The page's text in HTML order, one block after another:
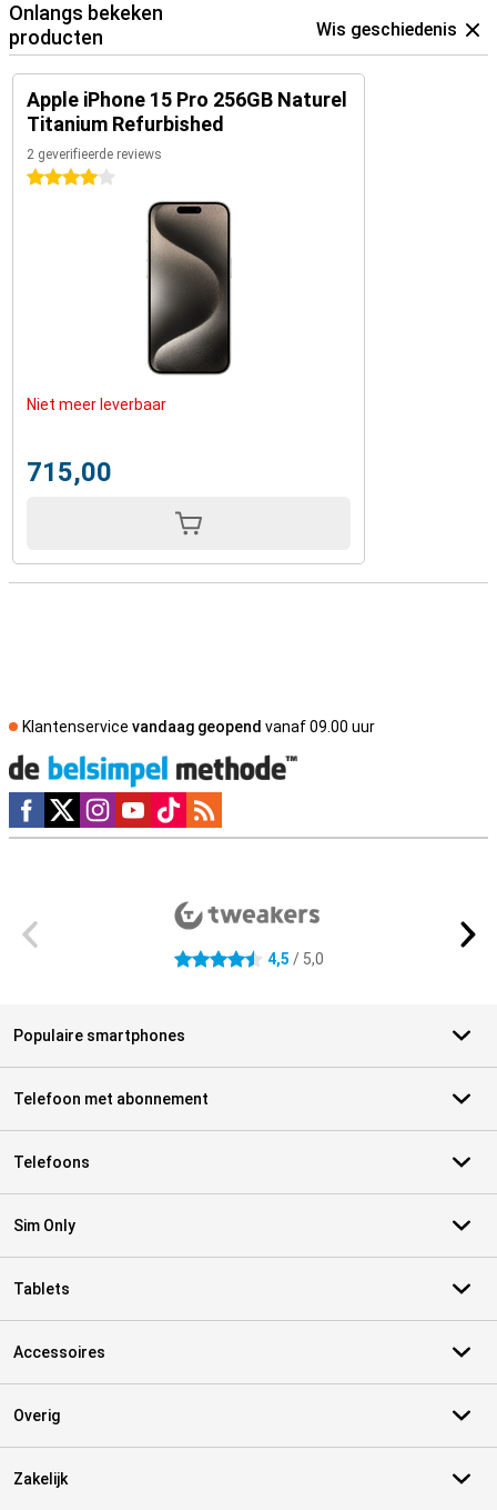
Onlangs bekeken
producten
Wis geschiedenis
Apple iPhone 15 Pro 256GB Naturel
Titanium Refurbished
2 geverifieerde reviews
4 sterren
Niet meer leverbaar
715,00
Klantenservice vandaag geopend vanaf 09.00 uur
Social media
4.5 sterren 4,5 / 5,0
Populaire smartphones
Telefoon met abonnement
Telefoons
Sim Only
Tablets
Accessoires
Overig
Zakelijk